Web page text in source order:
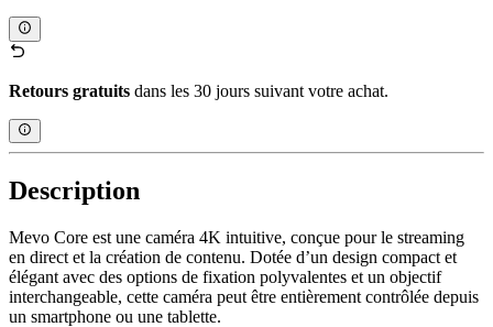
Retours gratuits dans les 30 jours suivant votre achat.
Description
Mevo Core est une caméra 4K intuitive, conçue pour le streaming
en direct et la création de contenu. Dotée d’un design compact et
élégant avec des options de fixation polyvalentes et un objectif
interchangeable, cette caméra peut être entièrement contrôlée depuis
un smartphone ou une tablette.